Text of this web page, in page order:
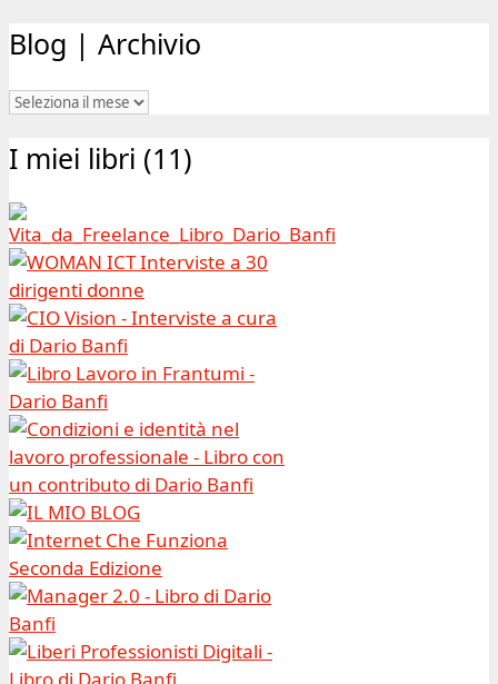
Blog | Archivio
Blog
Archivio
I miei libri (11)